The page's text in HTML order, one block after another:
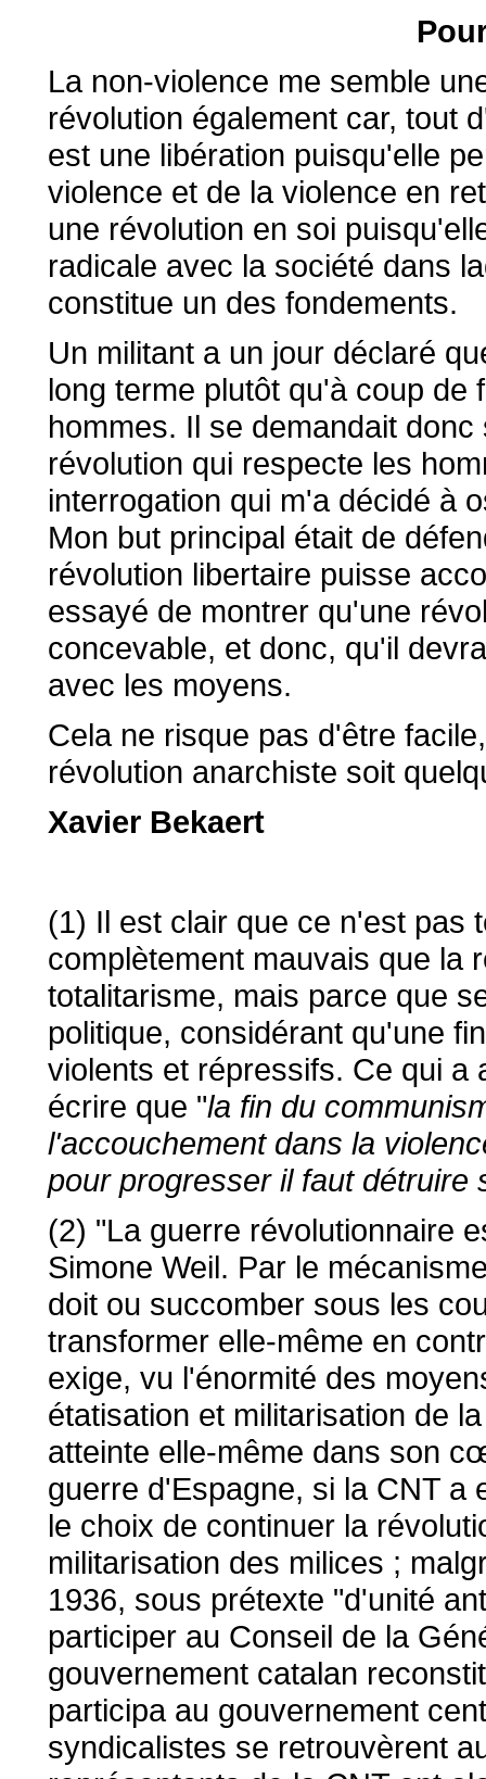
La non-violence me semble
révolution également car, tout
est une libération puisqu'elle
violence et de la violence en
une révolution en soi
radicale avec la société dans
constitue un des fondements.
Un militant a un jour déclaré
long terme plutôt qu'à coup
hommes. Il se demandait
révolution qui respecte les
interrogation qui m'a décidé à
Mon but principal était de
révolution libertaire puisse
essayé de montrer qu'une
concevable, et donc, qu'il
avec les moyens.
Cela ne risque pas d'être
révolution anarchiste soit
Xavier Bekaert
(1) Il est clair que ce n'est pas
complètement mauvais que la
totalitarisme, mais parce que
politique, considérant qu'une
violents et répressifs. Ce qui a
écrire que "la fin du
l'accouchement dans la
pour progresser il faut détruire
(2) "La guerre révolutionnaire
Simone Weil. Par le
doit ou succomber sous les
transformer elle-même en
exige, vu l'énormité des
étatisation et militarisation de
atteinte elle-même dans son
guerre d'Espagne, si la CNT a
le choix de continuer la
militarisation des milices ;
1936, sous prétexte "d'unité
participer au Conseil de la
gouvernement catalan
participa au gouvernement
syndicalistes se retrouvèrent